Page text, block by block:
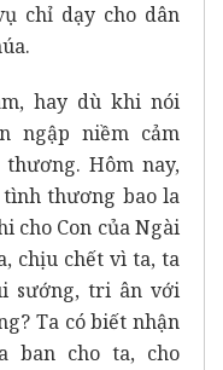
chỉ dạy cho dân
hay dù khi nói
ngập niềm cảm
Hôm nay,
thương bao la
cho Con của Ngài
chịu chết vì ta, ta
sướng, tri ân với
Ta có biết nhận
ban cho ta, cho